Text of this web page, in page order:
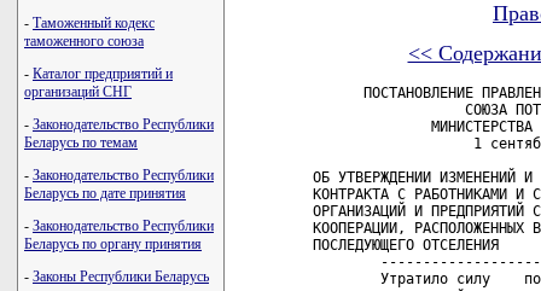
- Таможенный кодекс
таможенного союза
- Каталог предприятий и
организаций СНГ
- Законодательство Республики
Беларусь по темам
- Законодательство Республики
Беларусь по дате принятия
- Законодательство Республики
Беларусь по органу принятия
- Законы Республики Беларусь
<<
ПОСТАНОВЛЕНИЕ
СОЮЗА
МИНИСТЕРСТВА
1
ОБ УТВЕРЖДЕНИИ ИЗМЕНЕНИЙ
КОНТРАКТА С РАБОТНИКАМИ И
ОРГАНИЗАЦИЙ И ПРЕДПРИЯТИЙ
КООПЕРАЦИИ,
ПОСЛЕДУЮЩЕГО ОТСЕЛЕНИЯ
Утратило силу